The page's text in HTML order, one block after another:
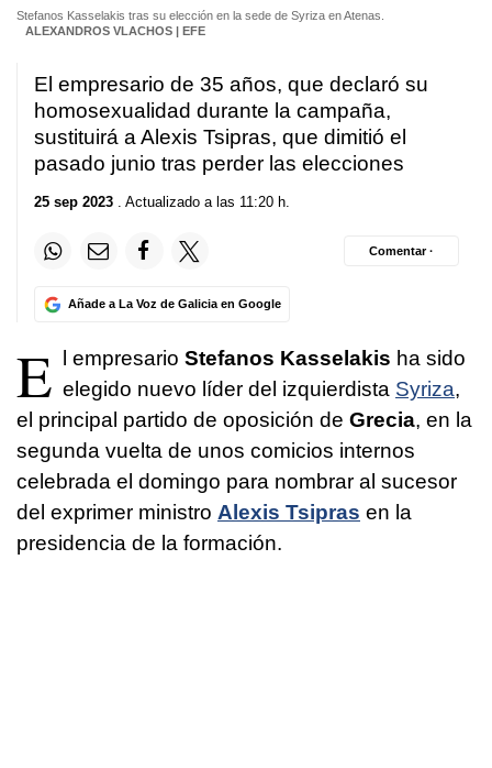
Stefanos Kasselakis tras su elección en la sede de Syriza en Atenas.
ALEXANDROS VLACHOS | EFE
El empresario de 35 años, que declaró su
homosexualidad durante la campaña,
sustituirá a Alexis Tsipras, que dimitió el
pasado junio tras perder las elecciones
25 sep 2023 . Actualizado a las 11:20 h.
Añade a La Voz de Galicia en Google
Comentar ·
E l empresario Stefanos Kasselakis ha sido
elegido nuevo líder del izquierdista Syriza,
el principal partido de oposición de Grecia, en la
segunda vuelta de unos comicios internos
celebrada el domingo para nombrar al sucesor
del exprimer ministro Alexis Tsipras en la
presidencia de la formación.